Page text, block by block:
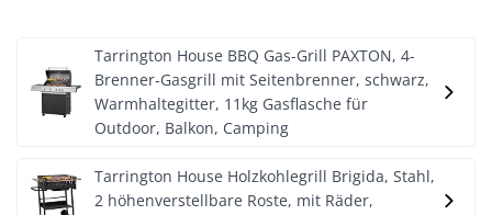
Tarrington House BBQ Gas-Grill PAXTON, 4-
Brenner-Gasgrill mit Seitenbrenner, schwarz,
Warmhaltegitter, 11kg Gasflasche für
Outdoor, Balkon, Camping
Tarrington House Holzkohlegrill Brigida, Stahl,
2 höhenverstellbare Roste, mit Räder,